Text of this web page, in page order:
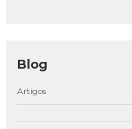
Blog
Artigos